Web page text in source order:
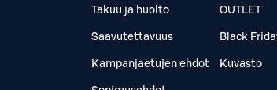
Takuu ja huolto
Saavutettavuus
Kampanjaetujen ehdot
OUTLET
Black
Kuvasto